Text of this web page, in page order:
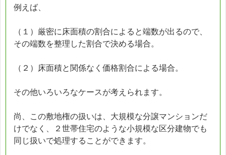
例えば、
（１）厳密に床面積の割合によると端数が出るので、
その端数を整理した割合で決める場合。
（２）床面積と関係なく価格割合による場合。
その他いろいろなケースが考えられます。
尚、この敷地権の扱いは、大規模な分譲マンションだ
けでなく、２世帯住宅のような小規模な区分建物でも
同じ扱いで処理することができます。